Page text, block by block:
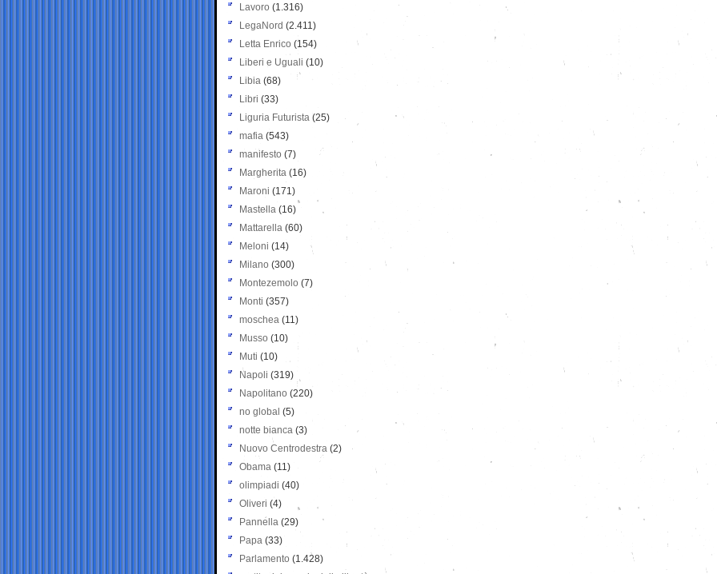
Lavoro (1.316)
LegaNord (2.411)
Letta Enrico (154)
Liberi e Uguali (10)
Libia (68)
Libri (33)
Liguria Futurista (25)
mafia (543)
manifesto (7)
Margherita (16)
Maroni (171)
Mastella (16)
Mattarella (60)
Meloni (14)
Milano (300)
Montezemolo (7)
Monti (357)
moschea (11)
Musso (10)
Muti (10)
Napoli (319)
Napolitano (220)
no global (5)
notte bianca (3)
Nuovo Centrodestra (2)
Obama (11)
olimpiadi (40)
Oliveri (4)
Pannella (29)
Papa (33)
Parlamento (1.428)